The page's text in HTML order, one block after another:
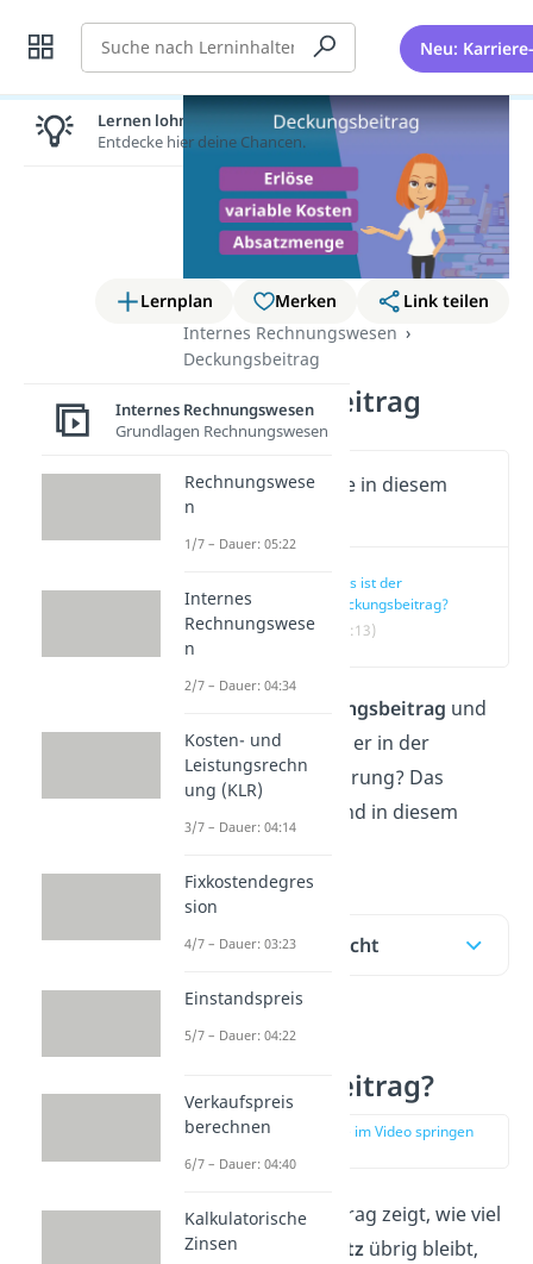
Suche Neu:
Lernplan Merken
Link teilen
Internes Rechnungswesen
Deckungsbeitrag
Deckungsbeitrag
Wichtige Inhalte in diesem
Was ist der
Deckungsbeitrag?
(00:13)
Deckungsbeitrag und
welche Rolle spielt er in der
Unternehmensführung? Das
erfährst du hier und in diesem
Inhaltsübersicht
Was ist der
Deckungsbeitrag?
zur Stelle im Video springen
Der Deckungsbeitrag zeigt, wie viel
von deinem
Umsatzübrig bleibt,
Lernen lohnt sich!
Entdecke hier deine Chancen.
Internes Rechnungswesen
Grundlagen Rechnungswesen
Rechnungswese
n
1/7 – Dauer: 05:22
Internes
Rechnungswese
n
2/7 – Dauer: 04:34
Kosten- und
Leistungsrechn
ung (KLR)
3/7 – Dauer: 04:14
Fixkostendegres
sion
4/7 – Dauer: 03:23
Einstandspreis
5/7 – Dauer: 04:22
Verkaufspreis
berechnen
6/7 – Dauer: 04:40
Kalkulatorische
Zinsen